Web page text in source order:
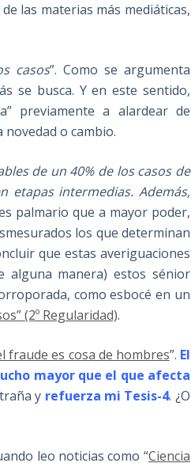
las materias más mediáticas,
casos”. Como se argumenta
se busca. Y en este sentido,
previamente a alardear de
o cambio.
de un 40% de los casos de
etapas intermedias. Además,
palmario que a mayor poder,
los que determinan
que estas averiguaciones
alguna manera) estos sénior
como esbocé en un
(2º Regularidad).
fraude es cosa de hombres”. El
mayor que el que afecta
y refuerza mi Tesis-4. ¿O
leo noticias como “Ciencia